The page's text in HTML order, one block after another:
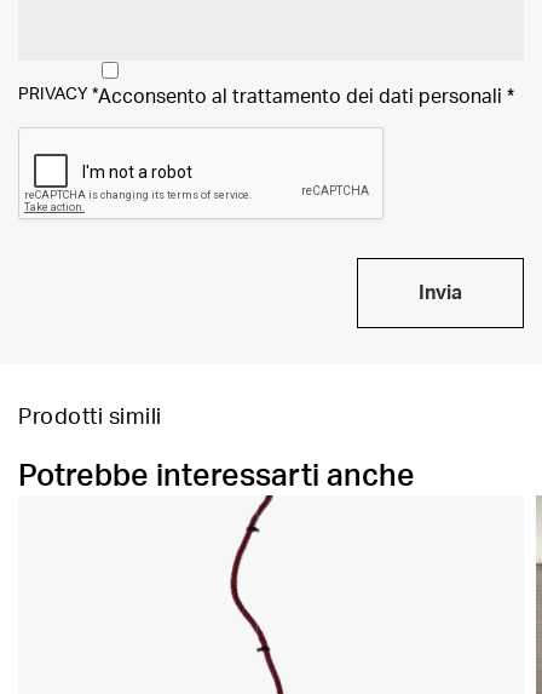
PRIVACY *Acconsento al trattamento dei dati personali *
Invia
Prodotti simili
Potrebbe interessarti anche